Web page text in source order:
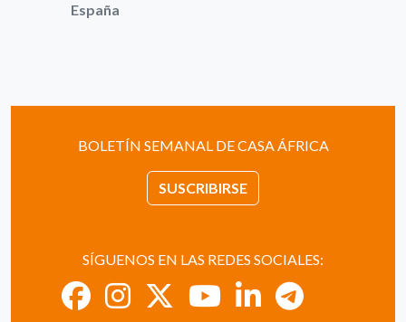
España
BOLETÍN SEMANAL DE CASA ÁFRICA
SUSCRIBIRSE
SÍGUENOS EN LAS REDES SOCIALES: